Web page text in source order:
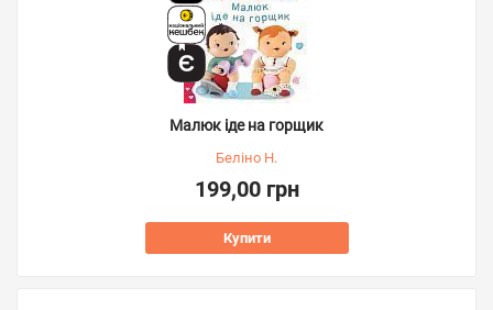
Малюк іде на горщик
Беліно Н.
199,00 грн
Купити